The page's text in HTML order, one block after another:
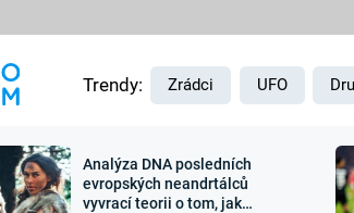
Výročí
Trendy: Zrádci UFO
Analýza DNA posledních
evropských neandrtálců
vyvrací teorii o tom, jak